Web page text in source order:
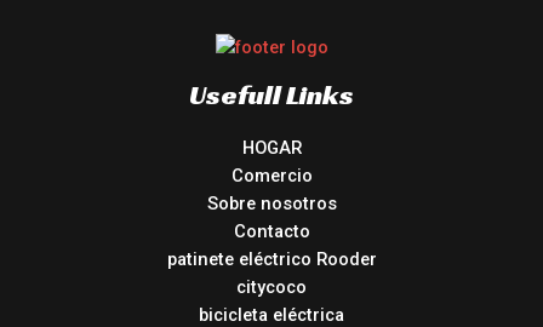
Usefull Links
HOGAR
Comercio
Sobre nosotros
Contacto
patinete eléctrico Rooder
citycoco
bicicleta eléctrica